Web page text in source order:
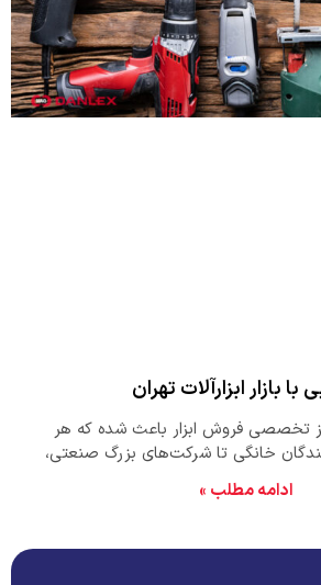
با بازار ابزارآلات تهران
تخصصی فروش ابزار باعث شده که هر
خانگی تا شرکت‌های بزرگ صنعتی،
خود را در تهران به راحتی پیدا کند. بازار
چندین منطقه‌ی مهم می‌شود که در این
ادامه مطلب »